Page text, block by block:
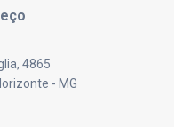
4865
- MG